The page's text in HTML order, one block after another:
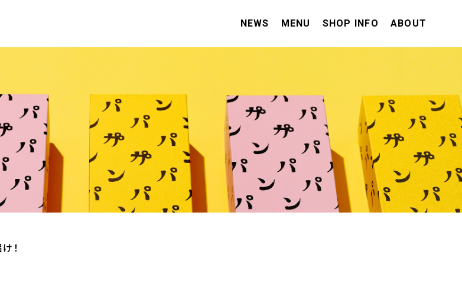
NEWS MENU SHOP INFO ABOUT
！